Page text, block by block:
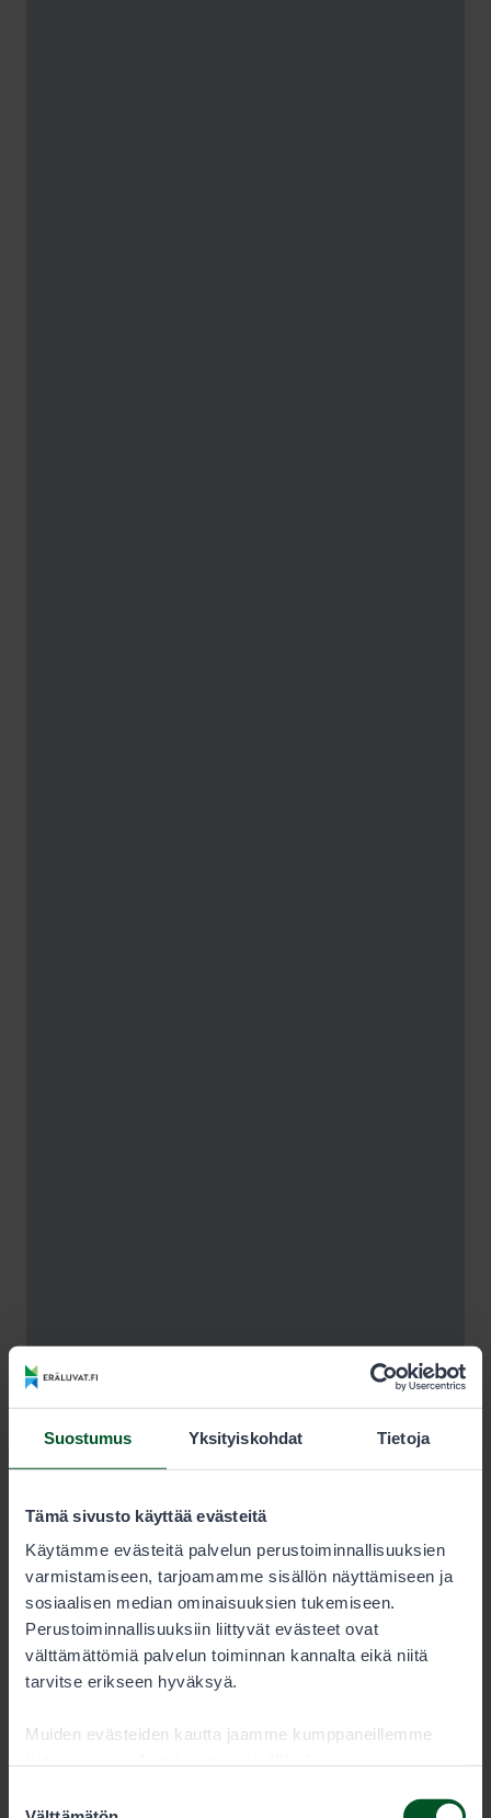
Suostumus Yksityiskohdat Tietoja
Tämä sivusto käyttää evästeitä
Käytämme evästeitä palvelun perustoiminnallisuuksien
varmistamiseen, tarjoamamme sisällön näyttämiseen ja
sosiaalisen median ominaisuuksien tukemiseen.
Perustoiminnallisuuksiin liittyvät evästeet ovat
välttämättömiä palvelun toiminnan kannalta eikä niitä
tarvitse erikseen hyväksyä.
Muiden evästeiden kautta jaamme kumppaneillemme
tietoihin, joita olet antanut heille tai joita on kerätty, kun